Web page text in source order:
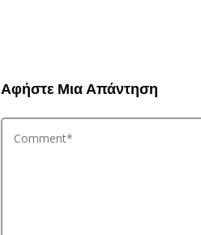
Αφήστε Μια Απάντηση